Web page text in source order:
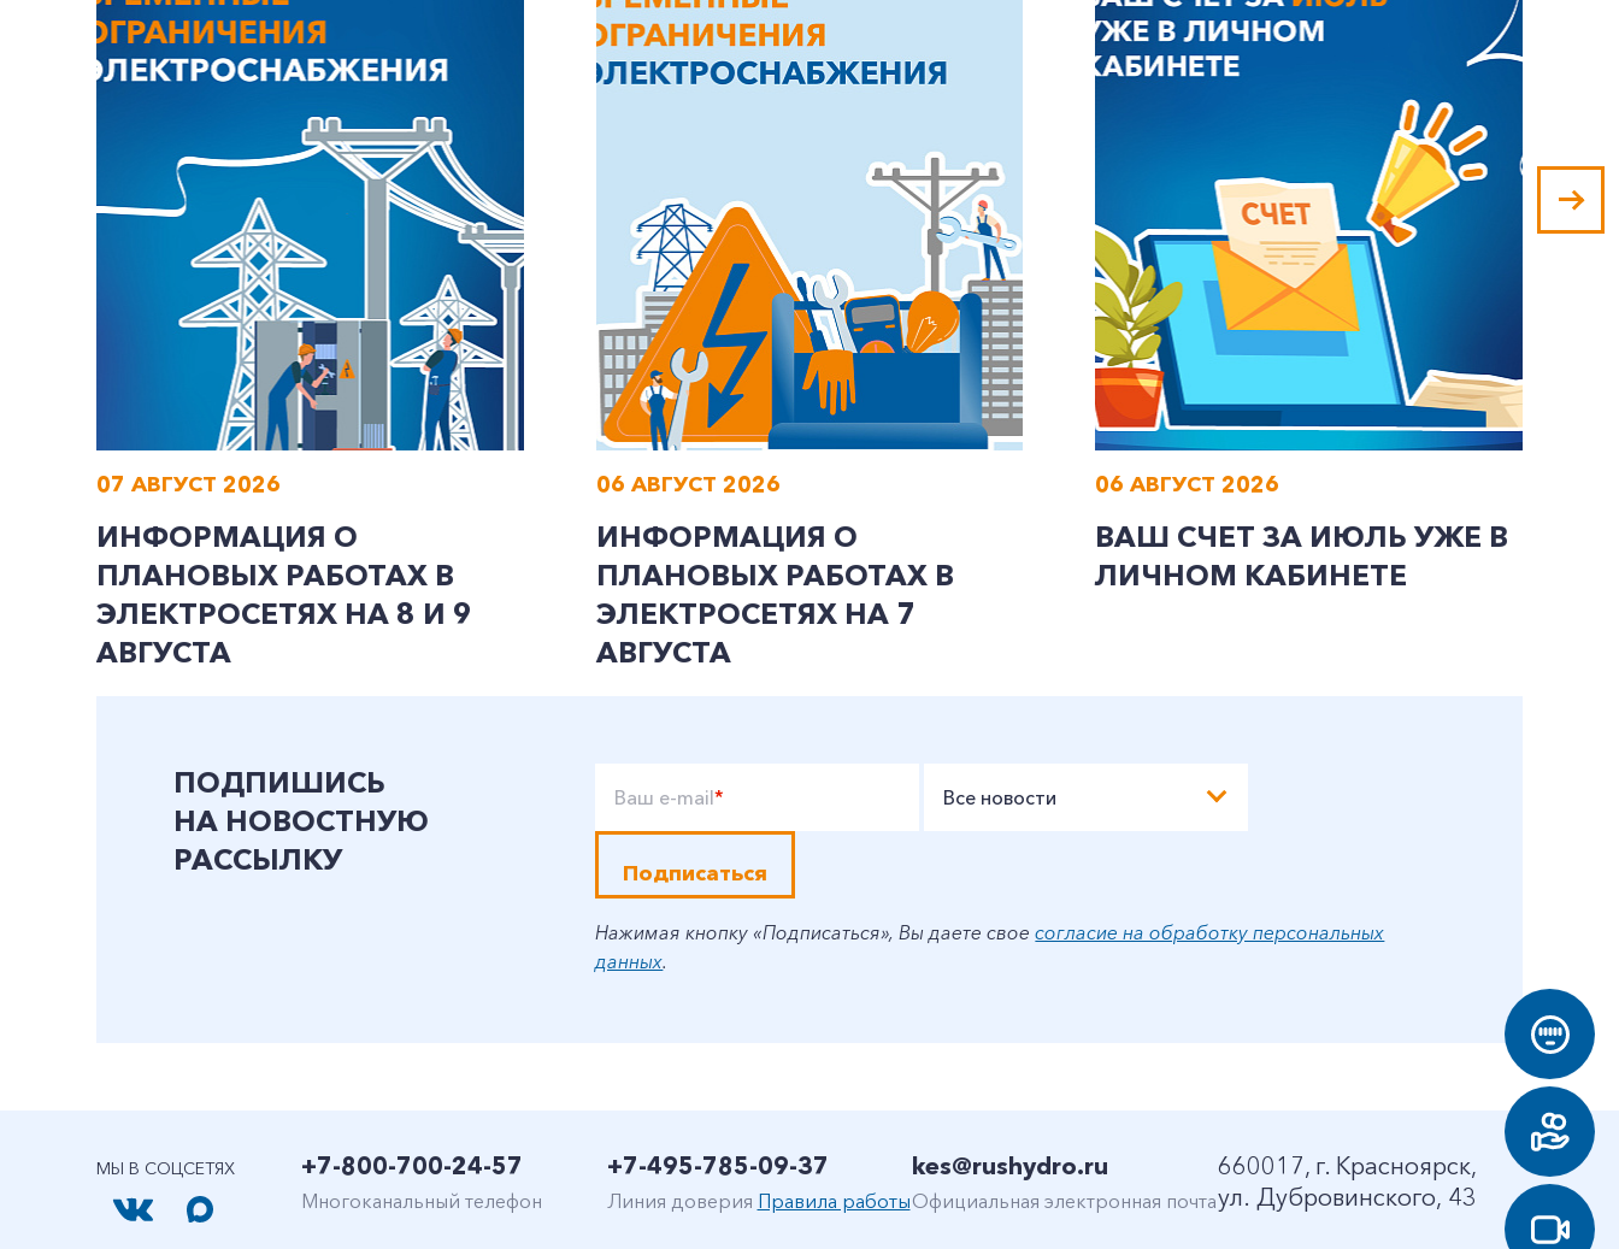
07 АВГУСТ 2026
ИНФОРМАЦИЯ О
ПЛАНОВЫХ РАБОТАХ В
ЭЛЕКТРОСЕТЯХ НА 8 И 9
АВГУСТА
06 АВГУСТ 2026
ИНФОРМАЦИЯ О
ПЛАНОВЫХ РАБОТАХ В
ЭЛЕКТРОСЕТЯХ НА 7
АВГУСТА
06 АВГУСТ 2026
ВАШ СЧЕТ ЗА ИЮЛЬ УЖЕ В
ЛИЧНОМ КАБИНЕТЕ
ПОДПИШИСЬ
НА НОВОСТНУЮ
РАССЫЛКУ
Ваш e-mail* Все новости
Подписаться
Нажимая кнопку «Подписаться», Вы даете своесогласие на обработку персональных
данных.
МЫ В СОЦСЕТЯХ +7-800-700-24-57
Многоканальный телефон
+7-495-785-09-37
Линия доверия Правила работы
kes@rushydro.ru
Официальная электронная почта
660017, г. Красноярск,
ул. Дубровинского, 43